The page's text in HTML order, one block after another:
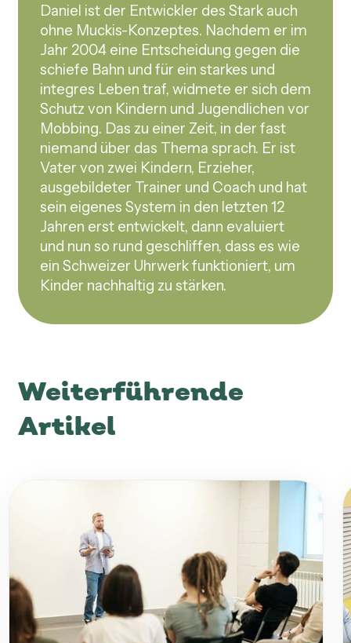
Daniel ist der Entwickler des Stark auch
ohne Muckis-Konzeptes. Nachdem er im
Jahr 2004 eine Entscheidung gegen die
schiefe Bahn und für ein starkes und
integres Leben traf, widmete er sich dem
Schutz von Kindern und Jugendlichen vor
Mobbing. Das zu einer Zeit, in der fast
niemand über das Thema sprach. Er ist
Vater von zwei Kindern, Erzieher,
ausgebildeter Trainer und Coach und hat
sein eigenes System in den letzten 12
Jahren erst entwickelt, dann evaluiert
und nun so rund geschliffen, dass es wie
ein Schweizer Uhrwerk funktioniert, um
Kinder nachhaltig zu stärken.
Weiterführende
Artikel